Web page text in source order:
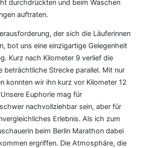
durchdrückten und beim Waschen
auftraten.
der sich die Läuferinnen
bot uns eine einzigartige Gelegenheit
Kurz nach Kilometer 9 verlief die
beträchtliche Strecke parallel. Mit nur
konnten wir ihn kurz vor Kilometer 12
Euphorie mag für
nachvollziehbar sein, aber für
Erlebnis. Als ich zum
beim Berlin Marathon dabei
ergriffen. Die Atmosphäre, die